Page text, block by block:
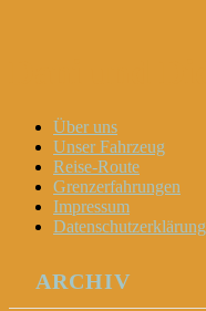
Menu
Widgets
Search
Skip
content
Über uns
Unser Fahrzeug
Reise-Route
Grenzerfahrungen
Impressum
Datenschutzerklärung
ARCHIV